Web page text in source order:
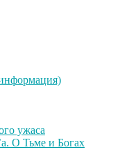
ужаса
О Тьме и Богах